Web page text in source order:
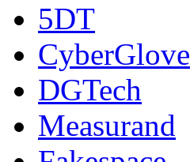
5DT
CyberGlove
DGTech
Measurand